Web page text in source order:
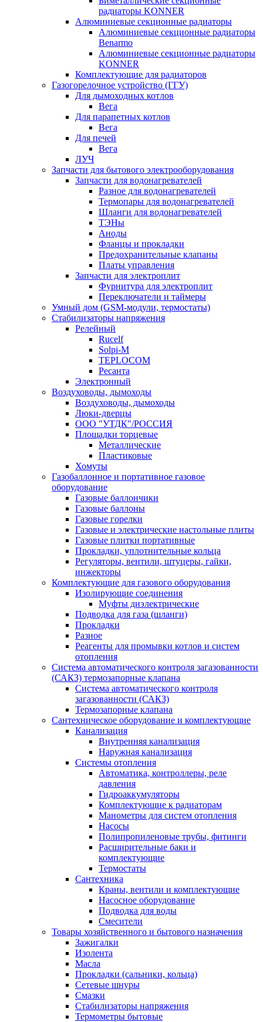
радиаторы KONNER
Алюминиевые секционные радиаторы
Алюминиевые секционные радиаторы
Benarmo
Алюминиевые секционные радиаторы
KONNER
Комплектующие для радиаторов
Газогорелочное устройство (ГГУ)
Для дымоходных котлов
Вега
Для парапетных котлов
Вега
Для печей
Вега
ЛУЧ
Запчасти для бытового электрооборудования
Запчасти для водонагревателей
Разное для водонагревателей
Термопары для водонагревателей
Шланги для водонагревателей
ТЭНы
Аноды
Фланцы и прокладки
Предохранительные клапаны
Платы управления
Запчасти для электроплит
Фурнитура для электроплит
Переключатели и таймеры
Умный дом (GSM-модули, термостаты)
Cтабилизаторы напряжения
Релейный
Rucelf
Solpi-M
TEPLOCOM
Ресанта
Электронный
Воздуховоды, дымоходы
Воздуховоды, дымоходы
Люки-дверцы
ООО "УТДК"/РОССИЯ
Площадки торцевые
Металлические
Пластиковые
Хомуты
Газобаллонное и портативное газовое
оборудование
Газовые баллончики
Газовые баллоны
Газовые горелки
Газовые и электрические настольные плиты
Газовые плитки портативные
Прокладки, уплотнительные кольца
Регуляторы, вентили, штуцеры, гайки,
инжекторы
Комплектующие для газового оборудования
Изолирующие соединения
Муфты диэлектрические
Подводка для газа (шланги)
Прокладки
Разное
Реагенты для промывки котлов и систем
отопления
Система автоматического контроля загазованности
(САКЗ) термозапорные клапана
Система автоматического контроля
загазованности (САКЗ)
Термозапорные клапана
Сантехническое оборудование и комплектующие
Канализация
Внутренняя канализация
Наружная канализация
Системы отопления
Автоматика, контроллеры, реле
давления
Гидроаккумуляторы
Комплектующие к радиаторам
Манометры для систем отопления
Насосы
Полипропиленовые трубы, фитинги
Расширительные баки и
комплектующие
Термостаты
Сантехника
Краны, вентили и комплектующие
Насосное оборудование
Подводка для воды
Смесители
Товары хозяйственного и бытового назначения
Зажигалки
Изолента
Масла
Прокладки (сальники, кольца)
Сетевые шнуры
Смазки
Стабилизаторы напряжения
Термометры бытовые